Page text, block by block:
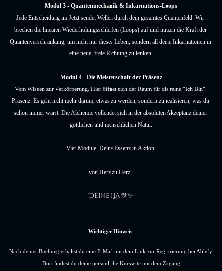
Modul 3 - Quantenmechanik & Inkarnations-Loops
Jede Entscheidung im Jetzt sendet Wellen durch dein gesamtes Quantenfeld. Wir
brechen die linearen Wiederholungsschleifen (Loops) auf und nutzen die Kraft der
Quantenverschränkung, um nicht nur dieses Leben, sondern all deine Inkarnationen in
eine neue, freie Richtung zu lenken.
Modul 4 - Die Meisterschaft der Präsenz
Vom Wissen zur Verkörperung. Hier öffnet sich der Raum für die reine "Ich Bin"-
Präsenz. Es geht nicht mehr darum, etwas zu werden, sondern zu realisieren, was du
schon immer warst. Die Alchemie vollendet sich in der absoluten Akzeptanz deiner
göttlichen und menschlichen Natur.
Vier Module. Deine Essenz in Aktion.
von Herz zu Herz,
Deine Lia 🫶✨
Wichtiger Hinweis:
Nach deiner Buchung erhältst du eine E-Mail mit dem Link zur Registrierung bei Ablefy.
Dort findest du deine persönliche Kursseite mit dem Zugang